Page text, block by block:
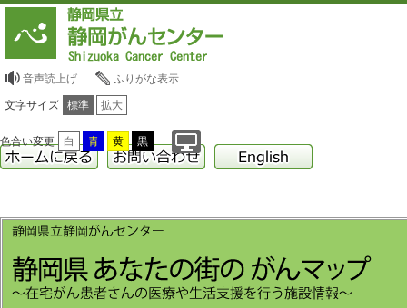
音声読上げ ふりがな表示
文字サイズ 標準 拡大
色合い変更 白 青 黄 黒